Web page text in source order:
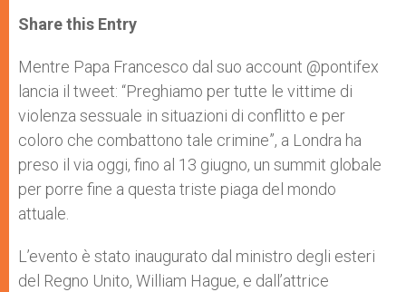
t
s
p
p
s
e
g
e
r
e
b
o
k
r
Share this Entry
Mentre Papa Francesco dal suo account @pontifex
lancia il tweet: “Preghiamo per tutte le vittime di
violenza sessuale in situazioni di conflitto e per
coloro che combattono tale crimine”, a Londra ha
preso il via oggi, fino al 13 giugno, un summit globale
per porre fine a questa triste piaga del mondo
attuale.
L’evento è stato inaugurato dal ministro degli esteri
del Regno Unito, William Hague, e dall’attrice